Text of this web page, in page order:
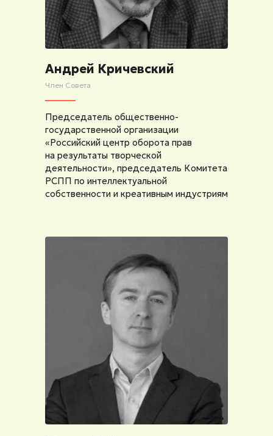
Андрей Кричевский
Член Совета
Председатель общественно-
государственной организации
«Российский центр оборота прав
на результаты творческой
деятельности», председатель Комитета
РСПП по интеллектуальной
собственности и креативным индустриям